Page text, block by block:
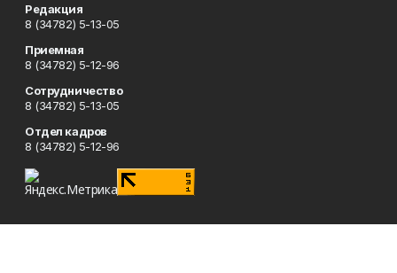
Редакция
8 (34782) 5-13-05
Приемная
8 (34782) 5-12-96
Сотрудничество
8 (34782) 5-13-05
Отдел кадров
8 (34782) 5-12-96